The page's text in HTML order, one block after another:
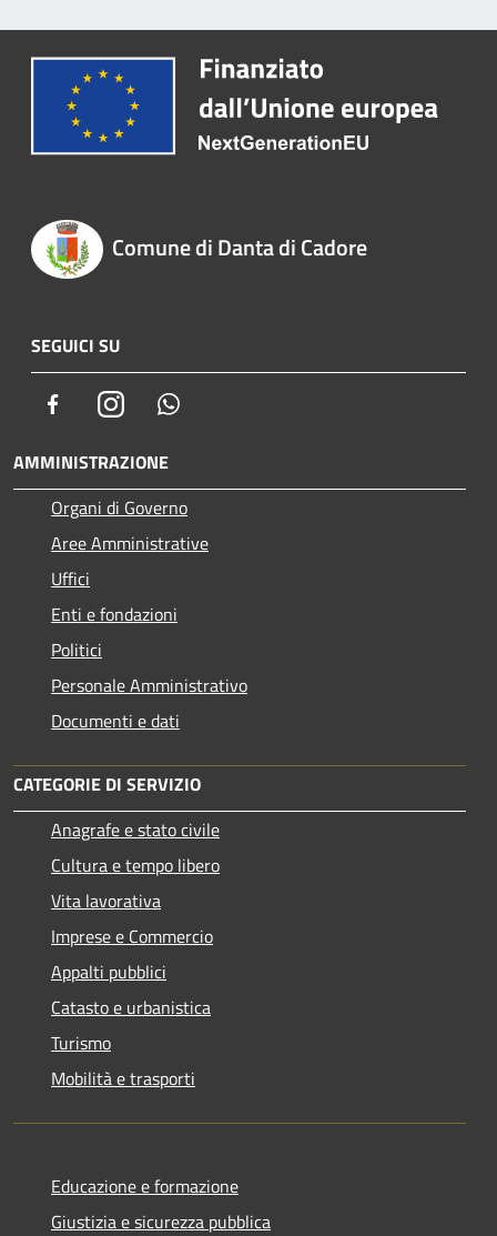
Comune di Danta di Cadore
SEGUICI SU
FacebookInstagram
AMMINISTRAZIONE
Organi di Governo
Aree Amministrative
Uffici
Enti e fondazioni
Politici
Personale Amministrativo
Documenti e dati
CATEGORIE DI SERVIZIO
Anagrafe e stato civile
Cultura e tempo libero
Vita lavorativa
Imprese e Commercio
Appalti pubblici
Catasto e urbanistica
Turismo
Mobilità e trasporti
Educazione e formazione
Giustizia e sicurezza pubblica